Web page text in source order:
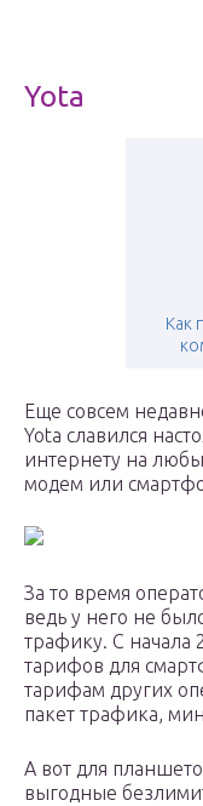
Yota
Как
Еще совсем
Yota славился
интернету на
модем или
За то время
ведь у него не
трафику. С начала
тарифов для
тарифам других
пакет трафика,
А вот для
выгодные